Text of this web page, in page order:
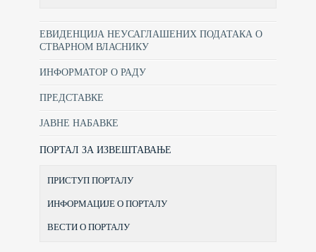
ЕВИДЕНЦИЈА НЕУСАГЛАШЕНИХ ПОДАТАКА О
СТВАРНОМ ВЛАСНИКУ
ИНФОРМАТОР О РАДУ
ПРЕДСТАВКЕ
ЈАВНЕ НАБАВКЕ
ПОРТАЛ ЗА ИЗВЕШТАВАЊЕ
ПРИСТУП ПОРТАЛУ
ИНФОРМАЦИЈЕ О ПОРТАЛУ
ВЕСТИ О ПОРТАЛУ